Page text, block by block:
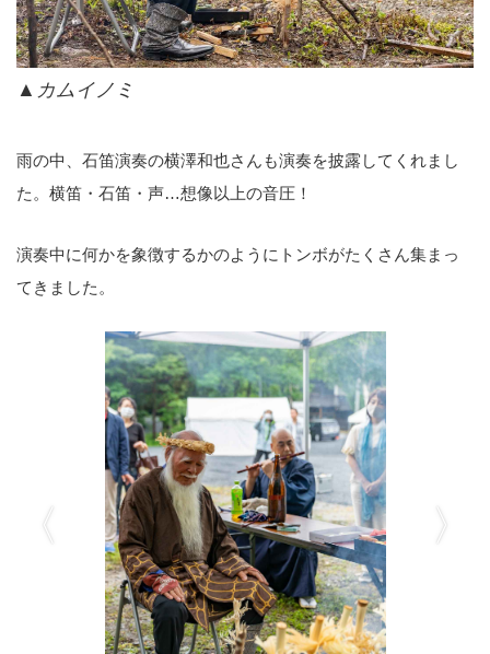
▲カムイノミ
雨の中、石笛演奏の横澤和也さんも演奏を披露してくれまし
た。横笛・石笛・声…想像以上の音圧！
演奏中に何かを象徴するかのようにトンボがたくさん集まっ
てきました。